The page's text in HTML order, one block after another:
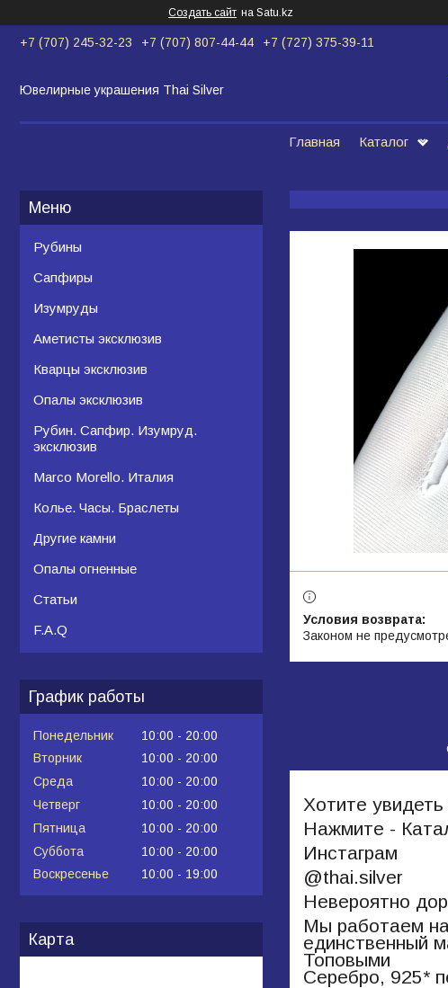
Создать сайт на Satu.kz
+7 (707) 245-32-23 +7 (707) 807-44-44 +7 (727) 375-39-11
Ювелирные украшения Thai Silver
Главная Каталог
Законом не
Хотите
Нажмите -
Инстаграм
@thai.silver
Невероятно
Мы работаем
единственный
Топовыми
Серебро, 925*
Рубины
Сапфиры
Изумруды
Аметисты эксклюзив
Кварцы эксклюзив
Опалы эксклюзив
Рубин. Сапфир. Изумруд.
эксклюзив
Marco Morello. Италия
Колье. Часы. Браслеты
Другие камни
Опалы огненные
Статьи
F.A.Q
График работы
Понедельник 10:00
20:00
Вторник
10:00
20:00
Среда
10:00
20:00
Четверг
10:00
20:00
Пятница
10:00
20:00
Суббота
10:00
20:00
Воскресенье
10:00 19:00
Карта